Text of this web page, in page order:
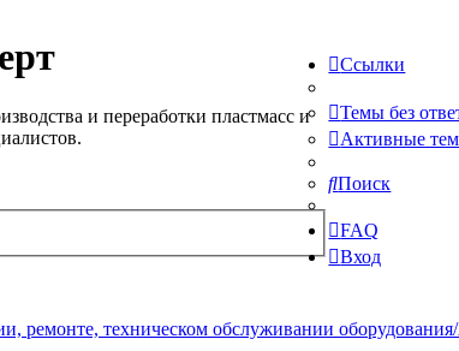
и переработки пластмасс и
Ссылки
Темы без
Активные
Поиск
FAQ
Вход
ремонте, техническом обслуживании